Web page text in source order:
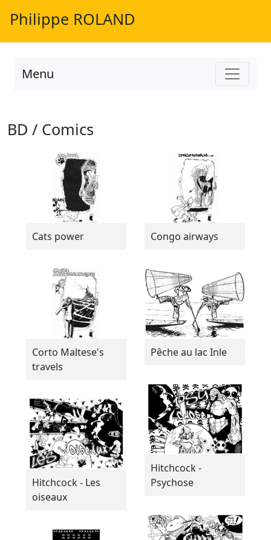
Philippe ROLAND
Menu
BD / Comics
Cats power Congo airways
Corto Maltese's
travels
Pêche au lac Inle
Hitchcock -
Psychose
Hitchcock - Les
oiseaux